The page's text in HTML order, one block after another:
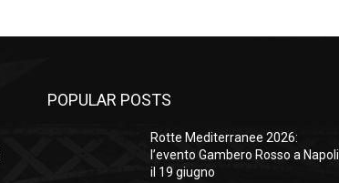
POPULAR POSTS
Rotte Mediterranee 2026:
l’evento Gambero Rosso a Napoli
il 19 giugno